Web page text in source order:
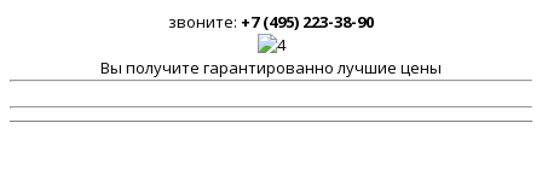
звоните: +7 (495) 223-38-90
Вы получите гарантированно лучшие цены